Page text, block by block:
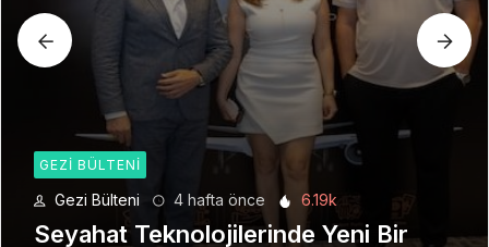
GEZI BÜLTENI
Gezi Bülteni 1 ay önce 8.94k